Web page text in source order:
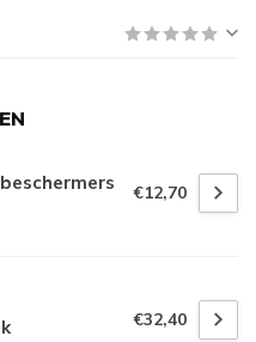
€12,70
€32,40